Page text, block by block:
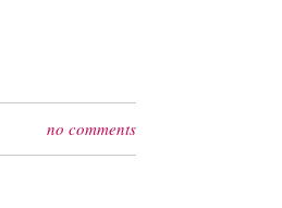
no comments